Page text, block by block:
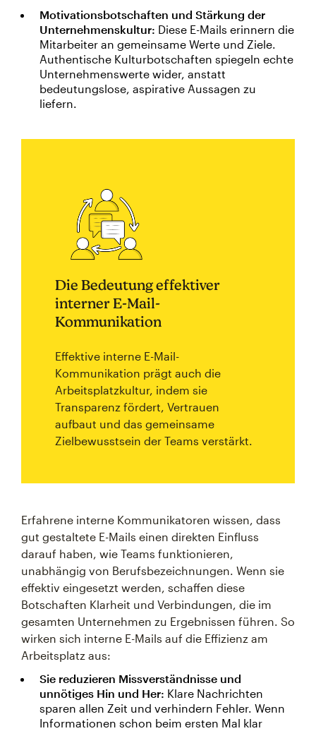
Motivationsbotschaften und Stärkung der
Unternehmenskultur: Diese E-Mails erinnern die
Mitarbeiter an gemeinsame Werte und Ziele.
Authentische Kulturbotschaften spiegeln echte
Unternehmenswerte wider, anstatt
bedeutungslose, aspirative Aussagen zu
liefern.
Die Bedeutung effektiver
interner E-Mail-
Kommunikation
Effektive interne E-Mail-
Kommunikation prägt auch die
Arbeitsplatzkultur, indem sie
Transparenz fördert, Vertrauen
aufbaut und das gemeinsame
Zielbewusstsein der Teams verstärkt.
Erfahrene interne Kommunikatoren wissen, dass
gut gestaltete E-Mails einen direkten Einfluss
darauf haben, wie Teams funktionieren,
unabhängig von Berufsbezeichnungen. Wenn sie
effektiv eingesetzt werden, schaffen diese
Botschaften Klarheit und Verbindungen, die im
gesamten Unternehmen zu Ergebnissen führen. So
wirken sich interne E-Mails auf die Effizienz am
Arbeitsplatz aus:
Sie reduzieren Missverständnisse und
unnötiges Hin und Her: Klare Nachrichten
sparen allen Zeit und verhindern Fehler. Wenn
Informationen schon beim ersten Mal klar